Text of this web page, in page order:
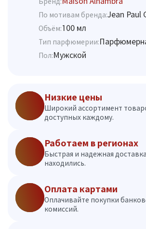
По мотивам бренда:Jean Paul
Объём:100 мл
Тип парфюмерии:
Пол:Мужской
Низкие цены
Широкий ассортимент
доступных каждому.
Работаем в регионах
Быстрая и надежная
находились.
Оплата картами
Оплачивайте покупки
комиссий.